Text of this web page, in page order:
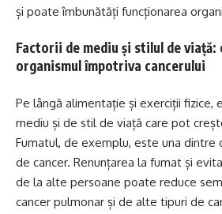
și poate îmbunătăți funcționarea
Factorii de mediu și stilul de
organismul împotriva cancerului
Pe lângă alimentație și exerciții fizice,
mediu și de stil de viață care pot
Fumatul, de exemplu, este una dintre
de cancer. Renunțarea la fumat și
de la alte persoane poate reduce
cancer pulmonar și de alte tipuri de